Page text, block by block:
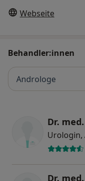
Webseite
Behandler:innen
Androloge
Dr.
Dr.